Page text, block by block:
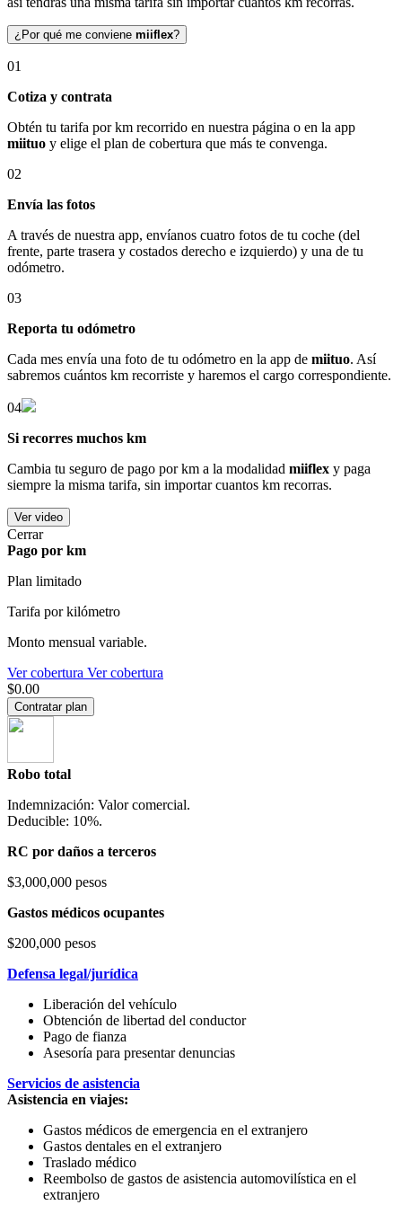
¿Por qué me conviene miiflex?
01
Cotiza y contrata
Obtén tu tarifa por km recorrido en nuestra página o en la app
miituo y elige el plan de cobertura que más te convenga.
02
Envía las fotos
A través de nuestra app, envíanos cuatro fotos de tu coche (del
frente, parte trasera y costados derecho e izquierdo) y una de tu
odómetro.
03
Reporta tu odómetro
Cada mes envía una foto de tu odómetro en la app de miituo. Así
sabremos cuántos km recorriste y haremos el cargo correspondiente.
04
Si recorres muchos km
Cambia tu seguro de pago por km a la modalidad miiflex y paga
siempre la misma tarifa, sin importar cuantos km recorras.
Ver video
Cerrar
Pago por km
Plan limitado
Tarifa por kilómetro
Monto mensual variable.
Ver cobertura Ver cobertura
$0.00
Contratar plan
Robo total
Indemnización: Valor comercial.
Deducible: 10%.
RC por daños a terceros
$3,000,000 pesos
Gastos médicos ocupantes
$200,000 pesos
Defensa legal/jurídica
Liberación del vehículo
Obtención de libertad del conductor
Pago de fianza
Asesoría para presentar denuncias
Servicios de asistencia
Asistencia en viajes:
Gastos médicos de emergencia en el extranjero
Gastos dentales en el extranjero
Traslado médico
Reembolso de gastos de asistencia automovilística en el
extranjero